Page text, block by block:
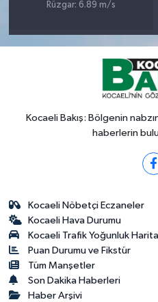
Rüzgar: 6.89 m/s
Kocaeli Bakış: Bölgenin
haberlerin
Kocaeli Nöbetçi Eczaneler
Kocaeli Hava Durumu
Kocaeli Trafik Yoğunluk
Puan Durumu ve Fikstür
Tüm Manşetler
Son Dakika Haberleri
Haber Arşivi